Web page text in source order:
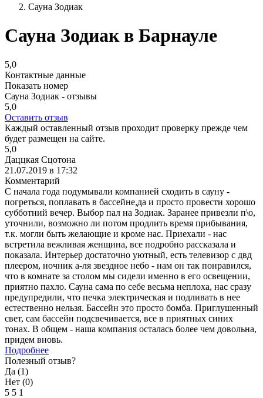
Сауна Зодиак
Сауна Зодиак в Барнауле
5,0
Контактные данные
Показать номер
Сауна Зодиак - отзывы
5,0
Оставить отзыв
Каждый оставленный отзыв проходит проверку прежде чем
будет размещен на сайте.
5,0
Даццкая Сцотона
21.07.2019 в 17:32
Комментарий
С начала года подумывали компанией сходить в сауну -
погреться, поплавать в бассейне,да и просто провести хорошо
субботний вечер. Выбор пал на Зодиак. Заранее привезли п\о,
уточнили, возможно ли потом продлить время прибывания,
т.к. могли быть желающие и кроме нас. Приехали - нас
встретила вежливая женщина, все подробно рассказала и
показала. Интерьер достаточно уютный, есть телевизор с двд
плеером, ночник а-ля звездное небо - нам он так понравился,
что в комнате за столом мы сидели именно в его освещении,
приятно пахло. Сауна сама по себе весьма неплоха, нас сразу
предупредили, что печка электрическая и подливать в нее
естественно нельзя. Бассейн это просто бомба. Приглушенный
свет, сам бассейн подсвечивается, все в приятных синих
тонах. В общем - наша компания осталась более чем довольна,
придем вновь.
Подробнее
Полезный отзыв?
Да (1)
Нет (0)
5 5 1